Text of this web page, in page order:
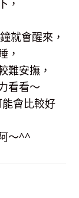
，
就會醒來，
，
難安撫，
看看～
會比較好
～^^